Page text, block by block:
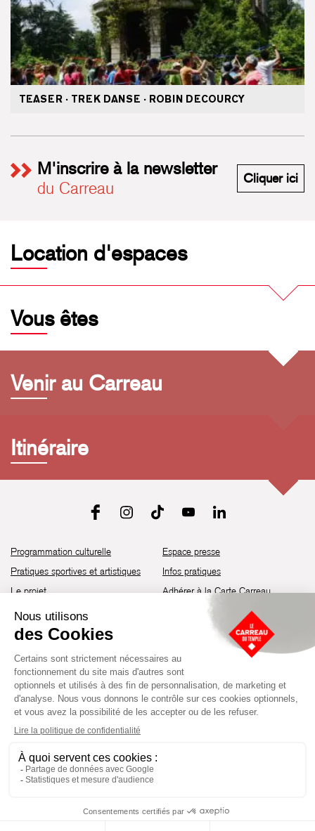
TEASER · TREK DANSE · ROBIN DECOURCY
M'inscrire à la newsletter
du Carreau
Cliquer ici
Location d'espaces
Vous êtes
Venir au Carreau
Itinéraire
Programmation culturelle
Pratiques sportives et artistiques
Le projet
Brochure de saison 25-26
Découvrir les espaces
Devenir partenaire
Espace presse
Infos pratiques
Adhérer à la Carte Carreau
Guide d’accessibilité
Établissement culturel et sportif à l’architecture industrielle de la fin du
XIXème siècle, le Carreau du Temple fut réhabilité en 2014 par la Ville
artistiques, culturels et sportifs, à travers une programmation éclectique